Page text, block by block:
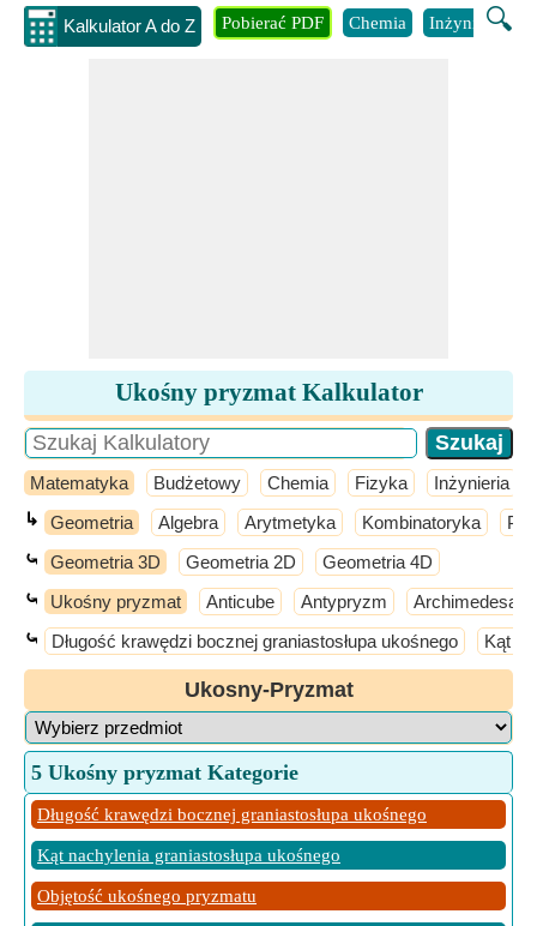
Kalkulator A do Z 🔍
Pobierać PDF Chemia Inżynieria
Ukośny pryzmat Kalkulator
Matematyka Budżetowy Chemia Fizyka Inżynieria
↳ Geometria Algebra Arytmetyka Kombinatoryka
⤿ Geometria 3D Geometria 2D Geometria 4D
⤿ Ukośny pryzmat Anticube Antypryzm Archimedesa
⤿ Długość krawędzi bocznej graniastosłupa ukośnego Kąt
Ukosny-Pryzmat
5 Ukośny pryzmat Kategorie
Długość krawędzi bocznej graniastosłupa ukośnego
Kąt nachylenia graniastosłupa ukośnego
Objętość ukośnego pryzmatu